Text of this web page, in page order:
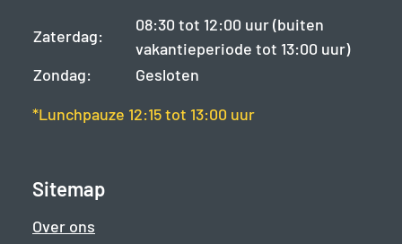
Zaterdag:
08:30 tot 12:00 uur (buiten
vakantieperiode tot 13:00 uur)
Zondag:
Gesloten
*Lunchpauze 12:15 tot 13:00 uur
Sitemap
Over ons